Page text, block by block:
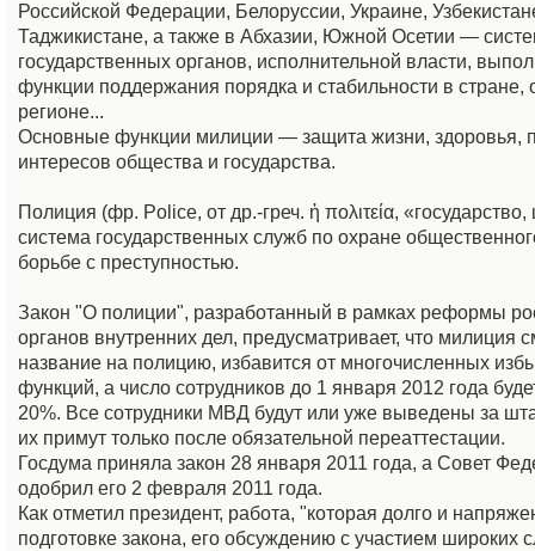
Российской Федерации, Белоруссии, Украине,
Таджикистане, а также в Абхазии, Южной Осетии —
государственных органов, исполнительной власти,
функции поддержания порядка и стабильности в стране,
регионе...
Основные функции милиции — защита жизни, здоровья,
интересов общества и государства.
Полиция (фр. Police, от др.-греч. ἡ πολιτεία,
система государственных служб по охране
борьбе с преступностью.
Закон "О полиции", разработанный в рамках реформы
органов внутренних дел, предусматривает, что милиция
название на полицию, избавится от многочисленных
функций, а число сотрудников до 1 января 2012 года
20%. Все сотрудники МВД будут или уже выведены за
их примут только после обязательной переаттестации.
Госдума приняла закон 28 января 2011 года, а Совет
одобрил его 2 февраля 2011 года.
Как отметил президент, работа, "которая долго и
подготовке закона, его обсуждению с участием широких